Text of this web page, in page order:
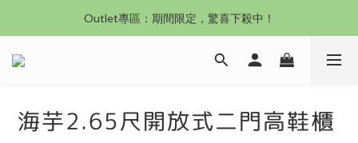
沙發新登場｜想躺就躺，頭等艙到商務艙一次擁有
Outlet專區：期間限定，驚喜下殺中！
沙發新登場｜想躺就躺，頭等艙到商務艙一次擁有
海芋2.65尺開放式二門高鞋櫃